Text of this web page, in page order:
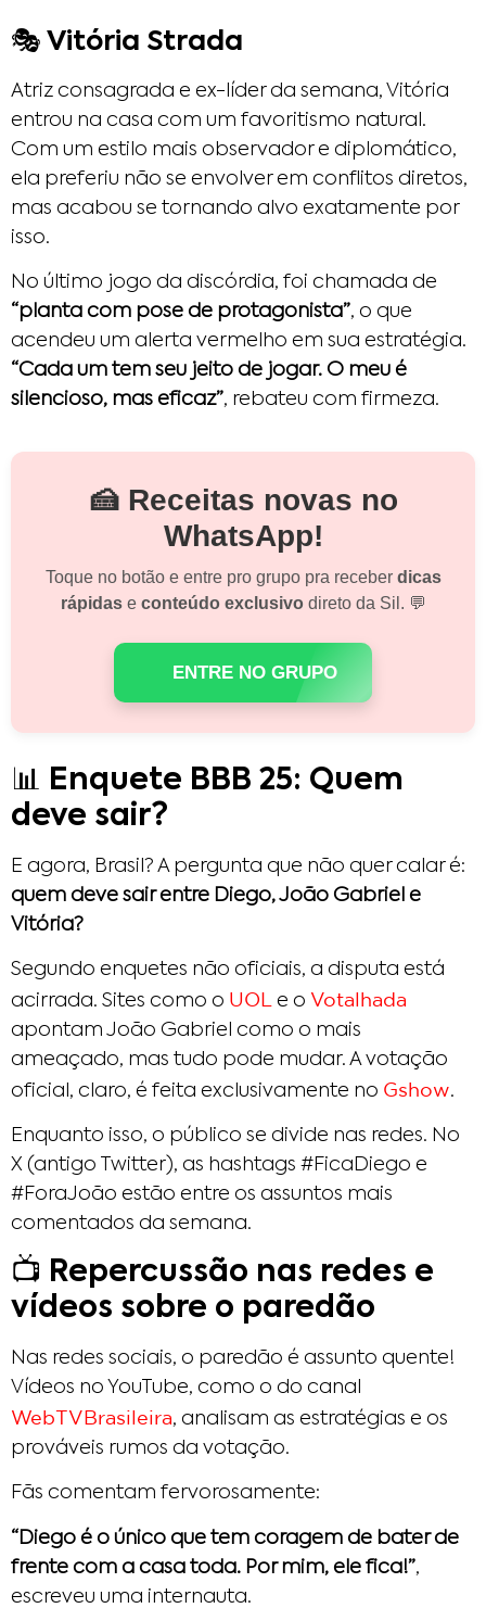
🎭 Vitória Strada
Atriz consagrada e ex-líder da semana, Vitória
entrou na casa com um favoritismo natural.
Com um estilo mais observador e diplomático,
ela preferiu não se envolver em conflitos diretos,
mas acabou se tornando alvo exatamente por
isso.
No último jogo da discórdia, foi chamada de
“planta com pose de protagonista”, o que
acendeu um alerta vermelho em sua estratégia.
“Cada um tem seu jeito de jogar. O meu é
silencioso, mas eficaz”, rebateu com firmeza.
🍰 Receitas novas no
WhatsApp!
Toque no botão e entre pro grupo pra receber dicas
rápidase conteúdo exclusivodireto da Sil. 💬
ENTRE NO GRUPO
📊 Enquete BBB 25: Quem
deve sair?
E agora, Brasil? A pergunta que não quer calar é:
quem deve sair entre Diego, João Gabriel e
Vitória?
Segundo enquetes não oficiais, a disputa está
acirrada. Sites como o UOL e o Votalhada
apontam João Gabriel como o mais
ameaçado, mas tudo pode mudar. A votação
oficial, claro, é feita exclusivamente no Gshow.
Enquanto isso, o público se divide nas redes. No
X (antigo Twitter), as hashtags #FicaDiego e
#ForaJoão estão entre os assuntos mais
comentados da semana.
📺 Repercussão nas redes e
vídeos sobre o paredão
Nas redes sociais, o paredão é assunto quente!
Vídeos no YouTube, como o do canal
WebTVBrasileira, analisam as estratégias e os
prováveis rumos da votação.
Fãs comentam fervorosamente:
“Diego é o único que tem coragem de bater de
frente com a casa toda. Por mim, ele fica!”,
escreveu uma internauta.